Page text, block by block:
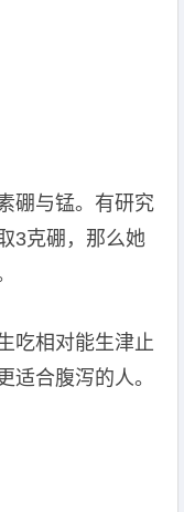
硼与锰。有研究
3克硼，那么她
吃相对能生津止
适合腹泻的人。